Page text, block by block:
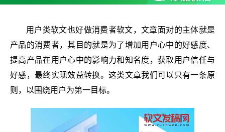
用户类软文也好做消费者软文，文章面对的主体就是
产品的消费者，其目的就是为了增加用户心中的好感度、
提高产品在用户心中的影响力和知名度，获取用户信任与
好感，最终实现效益转换。这类文章我们可以只有一条原
则，以围绕用户为第一目标。